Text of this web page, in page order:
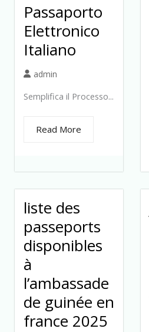
Passaporto
Elettronico
Italiano
admin
Semplifica il Processo...
Read More
liste des
passeports
disponibles
à
l’ambassade
de guinée en
france 2025